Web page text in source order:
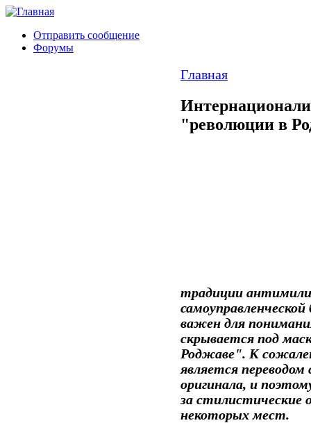
Отправить сообщение
Форумы
Главная
"революции в
традиции
важен для
скрывается под
Роджаве". К
является переводом
оригинала, и
за стилистические
некоторых мест.